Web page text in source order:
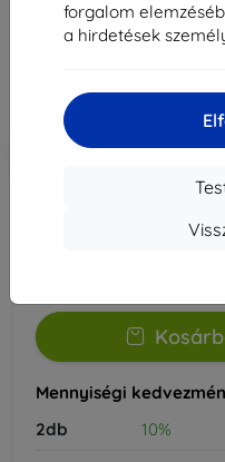
forgalom
a hirdetések
9 290 Ft
8 360 Ft
Ár ÁFA nelkül
-10% Kedvezmény
Külső raktáron > 5 db
Mennyiségi
2db
10%